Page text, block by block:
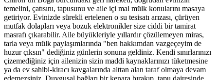
temelini, çatısını, tapusunu ve aile içi mal mülk konularını masaya
getiriyor. Evinizde sürekli ertelenen o su tesisatı arızası, çürüyen
mutfak dolapları veya bozuk elektronikler size ciddi bir tamirat
masrafı çıkarabilir. Aile büyükleriyle yıllardır çözülemeyen miras,
tarla veya mülk paylaşımlarında "ben hakkımdan vazgeçeyim de
huzur çıksın" dediğiniz günlerin sonuna geldiniz. Kendi sınırlarınızı
çizemediğiniz için ailenizin sizin maddi kaynaklarınızı tüketmesine
ya da ev sahibi-kiracı kavgalarında alttan alan taraf olmaya devam
edemezsiniz. Duygusal bağları bir kenara bırakıp, tapu dairesinde,